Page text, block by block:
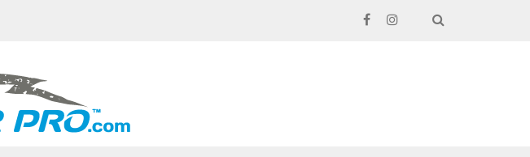
SEARCH